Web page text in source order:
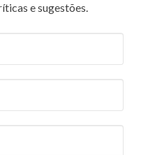
e sugestões.